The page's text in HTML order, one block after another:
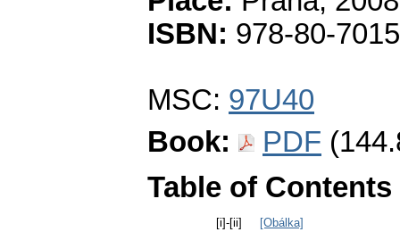
ISBN: 978-80-
MSC: 97U40
Book:
PDF
Table of Contents
[i]-[ii]
[Obálka]